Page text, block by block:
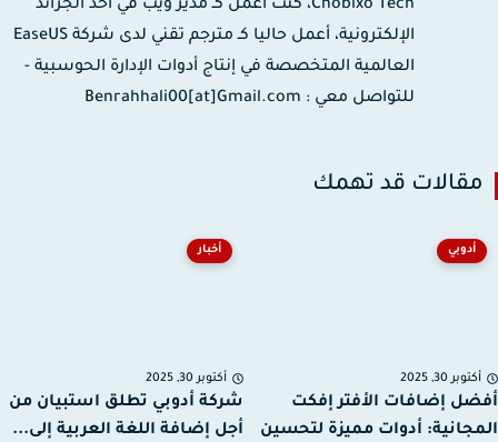
Chobixo Tech، كنت أعمل كـ مدير ويب في أحد الجرائد
الإلكترونية، أعمل حاليا كـ مترجم تقني لدى شركة EaseUS
العالمية المتخصصة في إنتاج أدوات الإدارة الحوسبية -
للتواصل معي : Benrahhali00[at]Gmail.com
قد تهمك
أدوبي
30, 2025
إضافات الأفتر إفكت
أدوات مميزة لتحسين
أخبار
أكتوبر 30, 2025
شركة أدوبي تطلق استبيان من
أجل إضافة اللغة العربية إلى...